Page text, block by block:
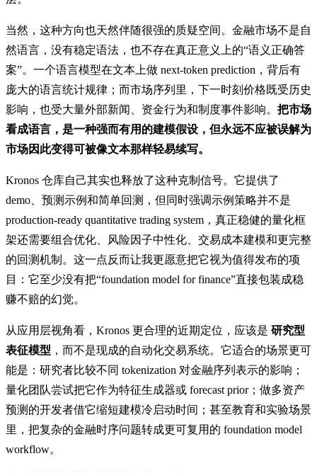
当然，这种方向也天然伴随很强的质疑空间。金融市场不是自
然语言，没有稳定语法，也不存在真正意义上的“语义正确答
案”。一个语言模型在文本上做 next-token prediction，背后有
庞大的语言统计规律；而市场序列里，下一时刻价格既受历史
影响，也受大量外部新闻、资金行为和制度事件影响。 把市场
看成语言，是一种强而有用的建模假设，但永远不应被误解为
市场因此变得可被像文本那样轻易续写。
Kronos 仓库自己其实也释放了这种克制信号。它提供了
demo、预测示例和简单回测，但同时强调示例策略并不是
production-ready quantitative trading system，真正稳健的量化框
架还需要组合优化、风险因子中性化、交易成本建模和更完整
的回测机制。这一点反而让我更愿意把它视为值得发布的项
目：它至少没有把“foundation model for finance”直接包装成稳
赚不赔的幻觉。
从应用层视角看，Kronos 更合理的近期定位，应该是 研究型
表征模型 ，而不是现成的自动化交易系统。它适合的场景更可
能是：研究者比较不同 tokenization 对金融序列表示的影响；
量化团队尝试把它作为特征生成器或 forecast prior；做多资产
预测的开发者借它缩短建模冷启动时间；甚至教育和实验场景
里，把复杂的金融时序问题转成更可复用的 foundation model
workflow。